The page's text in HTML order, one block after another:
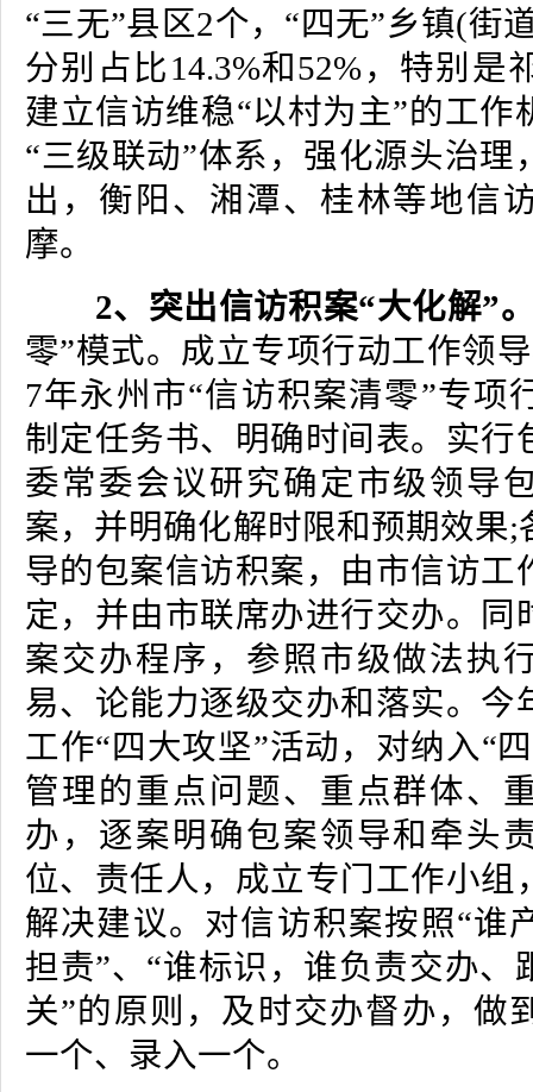
“三无”县区2个，“四无”乡镇(街
分别占比14.3%和52%，特别是
建立信访维稳“以村为主”的工作
“三级联动”体系，强化源头治理
出，衡阳、湘潭、桂林等地信
摩。
2、突出信访积案“大化解”
零”模式。成立专项行动工作领
7年永州市“信访积案清零”专项
制定任务书、明确时间表。实行
委常委会议研究确定市级领导
案，并明确化解时限和预期效果;
导的包案信访积案，由市信访工
定，并由市联席办进行交办。同
案交办程序，参照市级做法执
易、论能力逐级交办和落实。今
工作“四大攻坚”活动，对纳入“
管理的重点问题、重点群体、
办，逐案明确包案领导和牵头
位、责任人，成立专门工作小组
解决建议。对信访积案按照“谁
担责”、“谁标识，谁负责交办、
关”的原则，及时交办督办，做
一个、录入一个。